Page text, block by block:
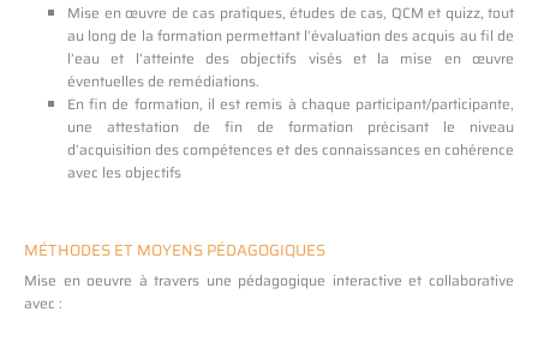
Mise en œuvre de cas pratiques, études de cas, QCM et quizz, tout
au long de la formation permettant l’évaluation des acquis au fil de
l’eau et l’atteinte des objectifs visés et la mise en œuvre
éventuelles de remédiations.
En fin de formation, il est remis à chaque participant/participante,
une attestation de fin de formation précisant le niveau
d’acquisition des compétences et des connaissances en cohérence
avec les objectifs
MÉTHODES ET MOYENS PÉDAGOGIQUES
Mise en oeuvre à travers une pédagogique interactive et collaborative
avec :